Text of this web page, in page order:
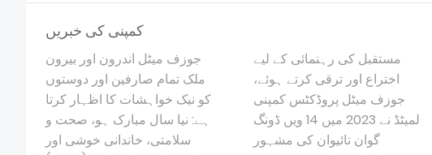
کمپنی کی خبریں
جوزف میٹل اندرون اور بیرون
ملک تمام صارفین اور دوستوں
کو نیک خواہشات کا اظہار کرتا
ہے: نیا سال مبارک ہو، صحت و
سلامتی، خاندانی خوشی اور
مستقبل کی رہنمائی کے لیے
اختراع اور ترقی کرتے ہوئے،
جوزف میٹل پروڈکٹس کمپنی
لمیٹڈ نے 2023 میں 14 ویں ڈونگ
گوان تائیوان کی مشہور